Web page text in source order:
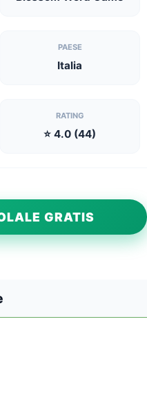
PAESE
Italia
RATING
⭐ 4.0 (44)
GRATIS